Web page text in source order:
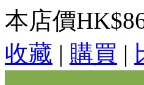
本店價
收藏 | 購買 |